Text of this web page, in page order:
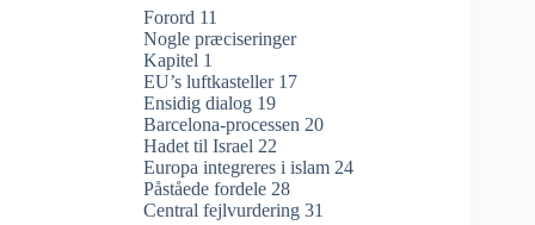
Forord 11
Nogle præciseringer
Kapitel 1
EU’s luftkasteller 17
Ensidig dialog 19
Barcelona-processen 20
Hadet til Israel 22
Europa integreres i islam 24
Påståede fordele 28
Central fejlvurdering 31